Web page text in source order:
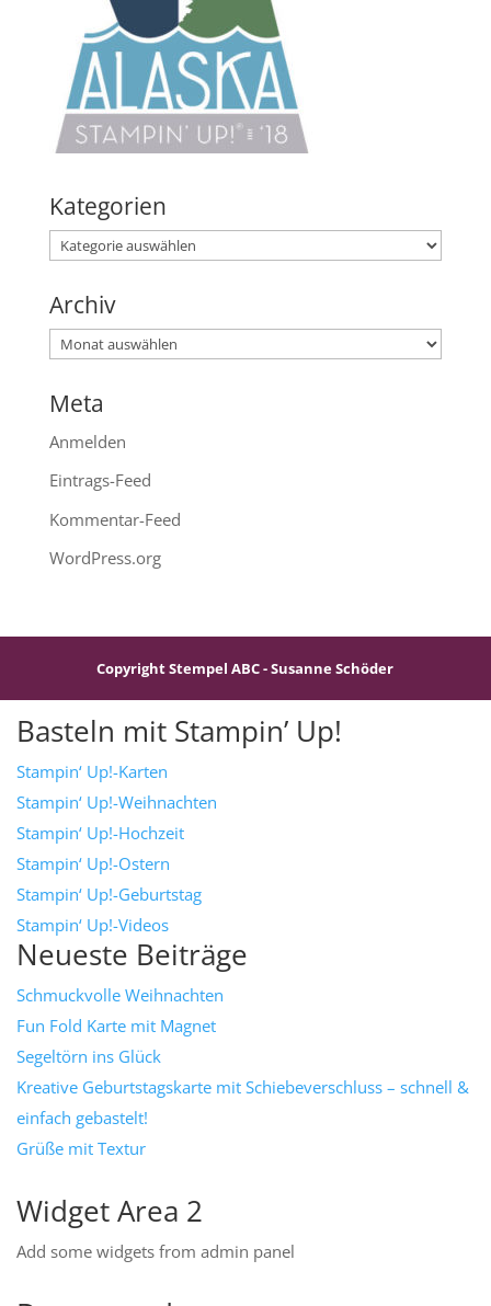
Kategorien
Kategorien
Archiv
Archiv
Meta
Anmelden
Eintrags-Feed
Kommentar-Feed
WordPress.org
Copyright Stempel ABC - Susanne Schöder
Basteln mit Stampin’ Up!
Stampin‘ Up!-Karten
Stampin‘ Up!-Weihnachten
Stampin‘ Up!-Hochzeit
Stampin‘ Up!-Ostern
Stampin‘ Up!-Geburtstag
Stampin‘ Up!-Videos
Neueste Beiträge
Schmuckvolle Weihnachten
Fun Fold Karte mit Magnet
Segeltörn ins Glück
Kreative Geburtstagskarte mit Schiebeverschluss – schnell &
einfach gebastelt!
Grüße mit Textur
Widget Area 2
Add some widgets from admin panel